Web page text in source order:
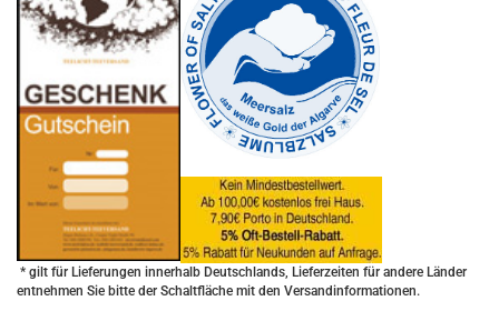
* gilt für Lieferungen innerhalb Deutschlands, Lieferzeiten für andere Länder
entnehmen Sie bitte der Schaltfläche mit den Versandinformationen.